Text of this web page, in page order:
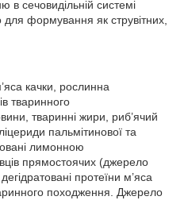
в сечовидільній системі
формування як струвітних,
качки, рослинна
тваринного
тваринні жири, риб’ячий
пальмітинової та
лимонною
прямостоячих (джерело
протеїни м’яса
походження. Джерело